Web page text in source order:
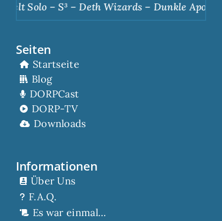
Deth Wizards – Dunkle Apotheose |
Seiten
Startseite
Blog
DORPCast
DORP-TV
Downloads
Informationen
Über Uns
F.A.Q.
Es war einmal…